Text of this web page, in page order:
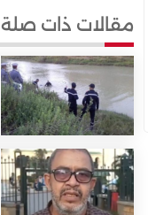
مقالات ذات صلة